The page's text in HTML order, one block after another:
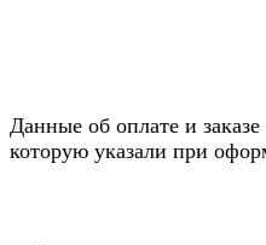
Данные об оплате и
которую указали при